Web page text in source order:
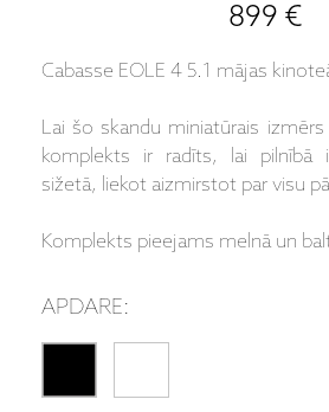
899 €
Cabasse EOLE 4 5.1 mājas
Lai šo skandu miniatūrais
komplekts ir radīts, lai pilnībā
sižetā, liekot aizmirstot par visu
Komplekts pieejams melnā un
APDARE: